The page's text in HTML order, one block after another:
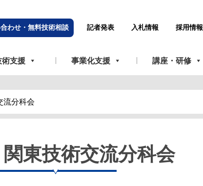
わせ・無料技術相談 記者発表 入札情報 採用情報
術支援 事業化支援 講座・研修
分科会
東技術交流分科会